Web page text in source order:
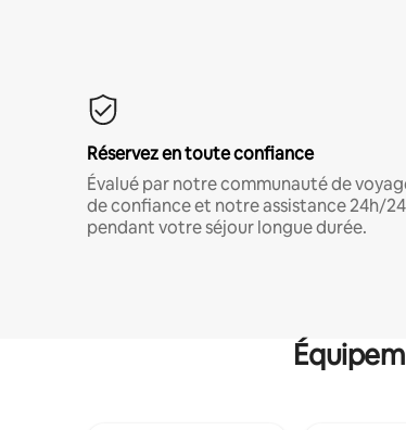
Réservez en toute confiance
Évalué par notre communauté de
de confiance et notre assistance 24h/24
pendant votre séjour longue durée.